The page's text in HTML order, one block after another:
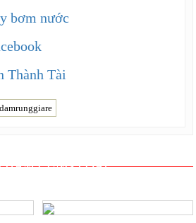
bơm nước
Thành Tài
damrunggiare
CÙNG LOẠI